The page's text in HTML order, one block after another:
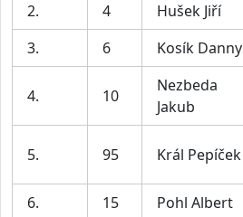
2. 4 Hušek Jiří
3.
6 Kosík Danny
4. 10
Nezbeda
Jakub
5. 95 Král Pepíček
6.
15 Pohl Albert